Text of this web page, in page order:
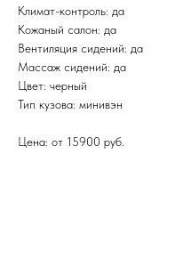
Климат-контроль: да
Кожаный салон: да
Вентиляция сидений: да
Массаж сидений: да
Цвет: черный
Тип кузова: минивэн
Цена: от 15900 руб.